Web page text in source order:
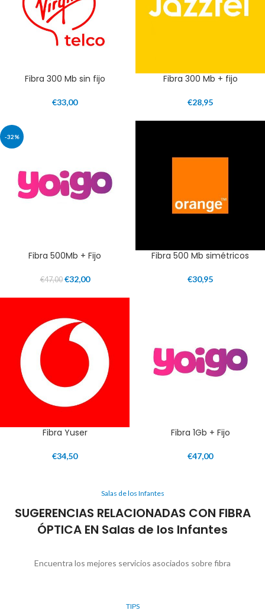
Fibra 300 Mb sin fijo
€33,00
Fibra 300 Mb + fijo
€28,95
-32%
Fibra 500Mb + Fijo
€47,00 €32,00
Fibra 500 Mb simétricos
€30,95
Fibra Yuser
€34,50
Fibra 1Gb + Fijo
€47,00
Salas de los Infantes
SUGERENCIAS RELACIONADAS CON FIBRA
ÓPTICA EN Salas de los Infantes
Encuentra los mejores servicios asociados sobre fibra
TIPS